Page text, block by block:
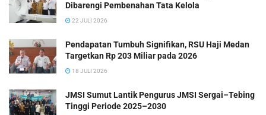
Dibarengi Pembenahan Tata Kelola
22 JULI 2026
Pendapatan Tumbuh Signifikan, RSU Haji Medan
Targetkan Rp 203 Miliar pada 2026
18 JULI 2026
JMSI Sumut Lantik Pengurus JMSI Sergai–Tebing
Tinggi Periode 2025–2030